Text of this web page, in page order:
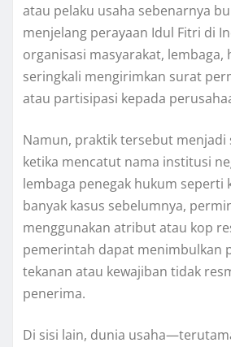
atau pelaku usaha sebenarnya
menjelang perayaan Idul Fitri di
organisasi masyarakat, lembaga,
seringkali mengirimkan surat
atau partisipasi kepada
Namun, praktik tersebut menjadi
ketika mencatut nama institusi
lembaga penegak hukum seperti
banyak kasus sebelumnya,
menggunakan atribut atau kop
pemerintah dapat menimbulkan
tekanan atau kewajiban tidak
penerima.
Di sisi lain, dunia